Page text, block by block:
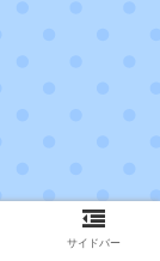
サイドバー